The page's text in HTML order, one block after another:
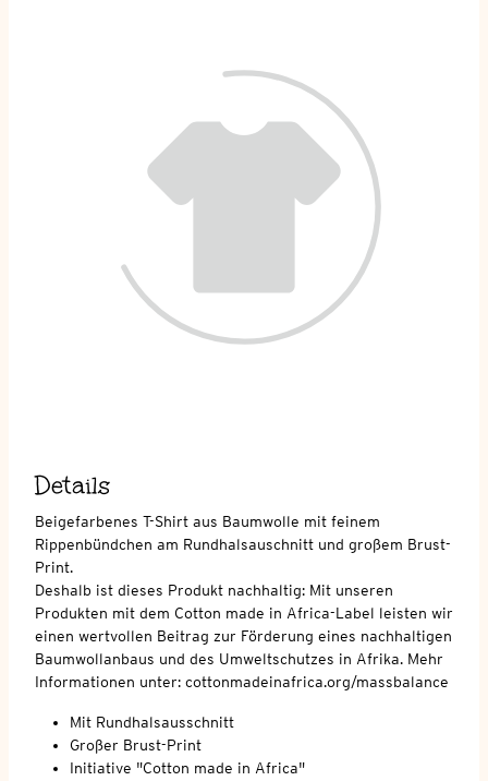
Details
Beigefarbenes T-Shirt aus Baumwolle mit feinem
Rippenbündchen am Rundhalsauschnitt und großem Brust-
Print.
Deshalb ist dieses Produkt nachhaltig: Mit unseren
Produkten mit dem Cotton made in Africa-Label leisten wir
einen wertvollen Beitrag zur Förderung eines nachhaltigen
Baumwollanbaus und des Umweltschutzes in Afrika. Mehr
Informationen unter: cottonmadeinafrica.org/massbalance
Mit Rundhalsausschnitt
Großer Brust-Print
Initiative "Cotton made in Africa"